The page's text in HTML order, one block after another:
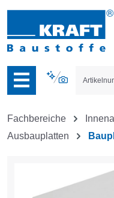
der B2B-
Fachbereiche
Ausbauplatten
Bildergalerie